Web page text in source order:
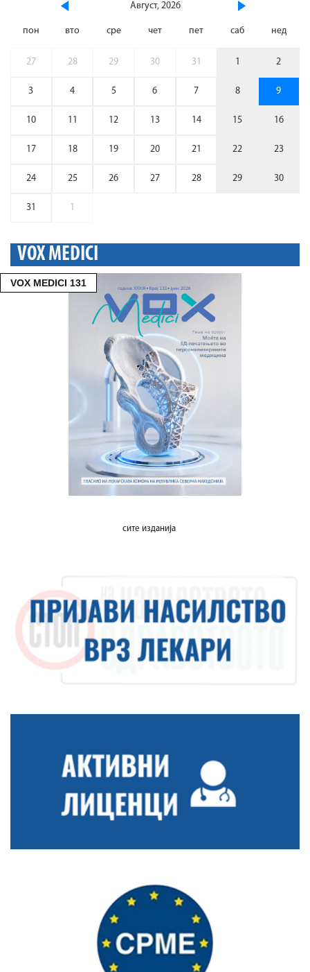
Август, 2026
пон вто сре чет пет саб нед
27 28 29 30 31 1 2
3 4 5 6 7 8 9
10 11 12 13 14 15 16
17 18 19 20 21 22 23
24 25 26 27 28 29 30
31 1
VOX MEDICI
VOX MEDICI 131
сите изданија